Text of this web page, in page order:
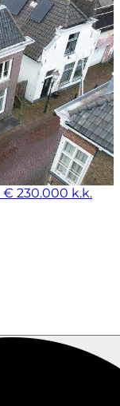
€ 230.000 k.k.